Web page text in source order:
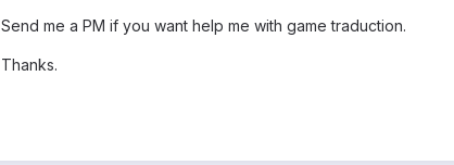
Send me a PM if you want help me with game traduction.
Thanks.